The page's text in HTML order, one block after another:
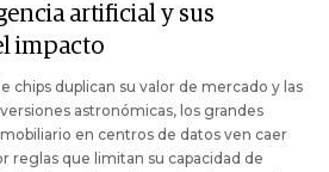
artificial y sus
impacto
chips duplican su valor de mercado y las
astronómicas, los grandes
en centros de datos ven caer
reglas que limitan su capacidad de